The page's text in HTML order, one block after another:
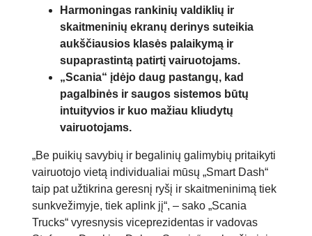
Harmoningas rankinių valdiklių ir
skaitmeninių ekranų derinys suteikia
aukščiausios klasės palaikymą ir
supaprastintą patirtį vairuotojams.
„Scania“ įdėjo daug pastangų, kad
pagalbinės ir saugos sistemos būtų
intuityvios ir kuo mažiau kliudytų
vairuotojams.
„Be puikių savybių ir begalinių galimybių pritaikyti
vairuotojo vietą individualiai mūsų „Smart Dash“
taip pat užtikrina geresnį ryšį ir skaitmeninimą tiek
sunkvežimyje, tiek aplink jį“, – sako „Scania
Trucks“ vyresnysis viceprezidentas ir vadovas